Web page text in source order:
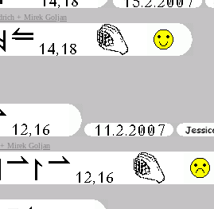
+ Mirek Goljan
Mirek Goljan